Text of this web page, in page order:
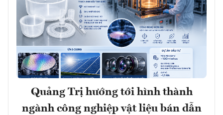
Quảng Trị hướng tới hình thành
ngành công nghiệp vật liệu bán dẫn